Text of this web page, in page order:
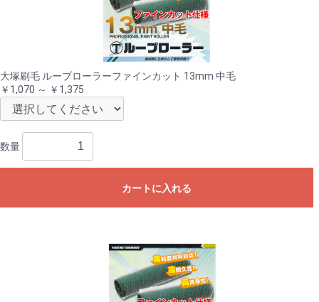
大塚刷毛 ループローラーファインカット 13mm 中毛
￥1,070 ～ ￥1,375
数量
カートに入れる